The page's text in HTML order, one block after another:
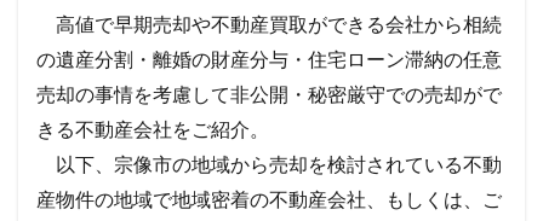
高値で早期売却や不動産買取ができる会社から相続
の遺産分割・離婚の財産分与・住宅ローン滞納の任意
売却の事情を考慮して非公開・秘密厳守での売却がで
きる不動産会社をご紹介。
以下、宗像市の地域から売却を検討されている不動
産物件の地域で地域密着の不動産会社、もしくは、ご